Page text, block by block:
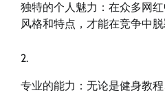
独特的个人魅力：在众多网
风格和特点，才能在竞争中脱
专业的能力：无论是健身教